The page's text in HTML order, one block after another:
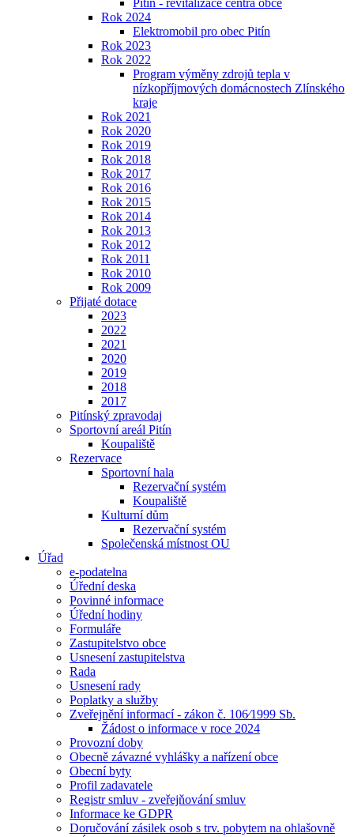
Pitín - revitalizace centra obce
Rok 2024
Elektromobil pro obec Pitín
Rok 2023
Rok 2022
Program výměny zdrojů tepla v
nízkopříjmových domácnostech Zlínského
kraje
Rok 2021
Rok 2020
Rok 2019
Rok 2018
Rok 2017
Rok 2016
Rok 2015
Rok 2014
Rok 2013
Rok 2012
Rok 2011
Rok 2010
Rok 2009
Přijaté dotace
2023
2022
2021
2020
2019
2018
2017
Pitínský zpravodaj
Sportovní areál Pitín
Koupaliště
Rezervace
Sportovní hala
Rezervační systém
Koupaliště
Kulturní dům
Rezervační systém
Společenská místnost OU
Úřad
e-podatelna
Úřední deska
Povinné informace
Úřední hodiny
Formuláře
Zastupitelstvo obce
Usnesení zastupitelstva
Rada
Usnesení rady
Poplatky a služby
Zveřejnění informací - zákon č. 106⁄1999 Sb.
Žádost o informace v roce 2024
Provozní doby
Obecně závazné vyhlášky a nařízení obce
Obecní byty
Profil zadavatele
Registr smluv - zveřejňování smluv
Informace ke GDPR
Doručování zásilek osob s trv. pobytem na ohlašovně